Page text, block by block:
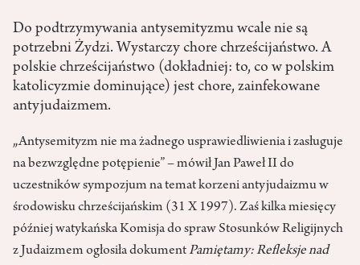
Do podtrzymywania antysemityzmu wcale nie są
potrzebni Żydzi. Wystarczy chore chrześcijaństwo. A
polskie chrześcijaństwo (dokładniej: to, co w polskim
katolicyzmie dominujące) jest chore, zainfekowane
antyjudaizmem.
„Antysemityzm nie ma żadnego usprawiedliwienia i zasługuje
na bezwzględne potępienie” – mówił Jan Paweł II do
uczestników sympozjum na temat korzeni antyjudaizmu w
środowisku chrześcijańskim (31 X 1997). Zaś kilka miesięcy
później watykańska Komisja do spraw Stosunków Religijnych
z Judaizmem ogłosiła dokumentPamiętamy: Refleksje nad